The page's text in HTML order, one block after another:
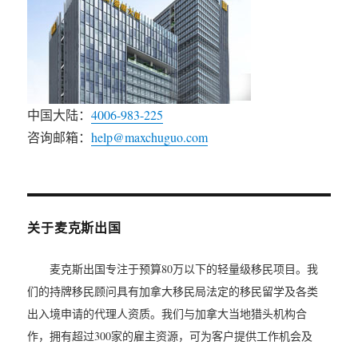
中国大陆：4006-983-225
咨询邮箱：help@maxchuguo.com
关于麦克斯出国
麦克斯出国专注于预算80万以下的轻量级移民项目。我
们的持牌移民顾问具有加拿大移民局法定的移民留学及各类
出入境申请的代理人资质。我们与加拿大当地猎头机构合
作，拥有超过300家的雇主资源，可为客户提供工作机会及